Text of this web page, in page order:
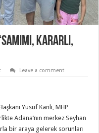
kararlı,
Leave a comment
Yusuf Kanlı, MHP
Adana’nın merkez Seyhan
bir araya gelerek sorunları